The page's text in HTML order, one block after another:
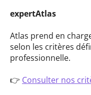
expertAtlas
Atlas prend en
selon les critères
professionnelle.
👉 Consulter nos